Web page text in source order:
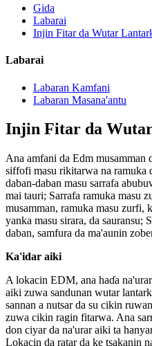
Gida
Labarai
Injin Fitar da Wutar
Labarai
Labaran Kamfani
Labaran Masana'antu
Injin Fitar da
Ana amfani da Edm musamman
siffofi masu rikitarwa na ramuka
daban-daban masu sarrafa
mai tauri; Sarrafa ramuka masu
musamman, ramuka masu zurfi,
yanka masu sirara, da sauransu;
daban, samfura da ma'aunin
Ka'idar aiki
A lokacin EDM, ana haɗa
aiki zuwa sandunan wutar
sannan a nutsar da su cikin
zuwa cikin ragin fitarwa. Ana
don ciyar da na'urar aiki ta
Lokacin da ratar da ke tsakanin